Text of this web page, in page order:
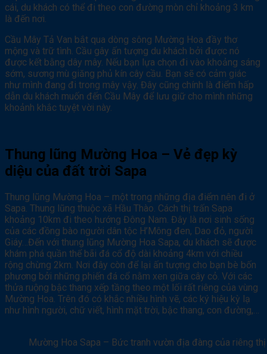
cái, du khách có thể đi theo con đường mòn chỉ khoảng 3 km
là đến nơi.
Cầu Mây Tả Van bắt qua dòng sông Mường Hoa đầy thơ
mộng và trữ tình. Cầu gây ấn tượng du khách bởi được nó
được kết bằng dây mây. Nếu bạn lựa chọn đi vào khoảng sáng
sớm, sương mù giăng phủ kín cây cầu. Bạn sẽ có cảm giác
như mình đang đi trong mây vậy. Đây cũng chính là điểm hấp
dẫn du khách muốn đến Cầu Mây để lưu giữ cho mình những
khoảnh khắc tuyệt vời này.
Thung lũng Mường Hoa – Vẻ đẹp kỳ
diệu của đất trời Sapa
Thung lũng Mường Hoa – một trong những địa điểm nên đi ở
Sapa. Thung lũng thuộc xã Hầu Thào. Cách thị trấn Sapa
khoảng 10km đi theo hướng Đông Nam. Đây là nơi sinh sống
của các đồng bào người dân tộc H’Mông đen, Dao đỏ, người
Giáy…Đến với thung lũng Mường Hoa Sapa, du khách sẽ được
khám phá quần thể bãi đá cổ độ dài khoảng 4km với chiều
rộng chừng 2km. Nơi đây còn để lại ấn tượng cho bạn bè bốn
phương bởi những phiến đá cổ nằm xen giữa cây cỏ. Với các
thửa ruộng bậc thang xếp tầng theo một lối rất riêng của vùng
Mường Hoa. Trên đó có khắc nhiều hình vẽ, các ký hiệu kỳ lạ
như hình người, chữ viết, hình mặt trời, bậc thang, con đường,…
Mường Hoa Sapa – Bức tranh vườn địa đàng của riêng